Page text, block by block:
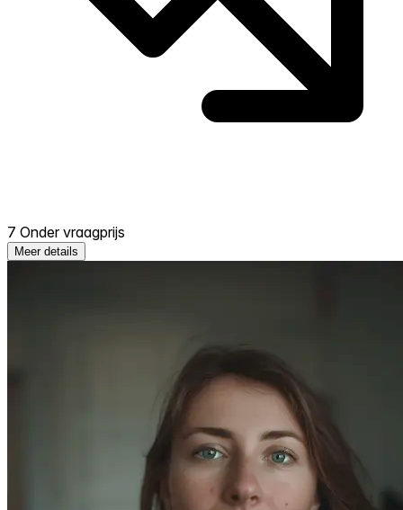
7 Onder vraagprijs
Meer details